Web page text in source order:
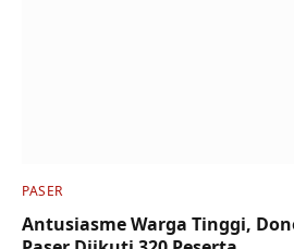
PASER
Antusiasme Warga Tinggi,